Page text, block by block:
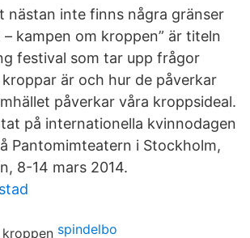
nästan inte finns några gränser
kampen om kroppen” är titeln
festival som tar upp frågor
är och hur de påverkar
påverkar våra kroppsideal.
på internationella kvinnodagen
Pantomimteatern i Stockholm,
8-14 mars 2014.
spindelbo